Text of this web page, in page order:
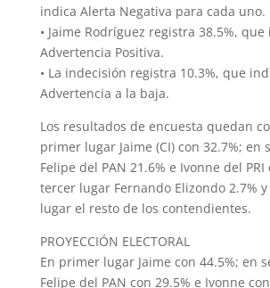
indica Alerta Negativa para cada uno.
• Jaime Rodríguez registra 38.5%, que
Advertencia Positiva.
• La indecisión registra 10.3%, que
Advertencia a la baja.
Los resultados de encuesta quedan
primer lugar Jaime (CI) con 32.7%; en
Felipe del PAN 21.6% e Ivonne del PRI
tercer lugar Fernando Elizondo 2.7%
lugar el resto de los contendientes.
PROYECCIÓN ELECTORAL
En primer lugar Jaime con 44.5%; en
Felipe del PAN con 29.5% e Ivonne